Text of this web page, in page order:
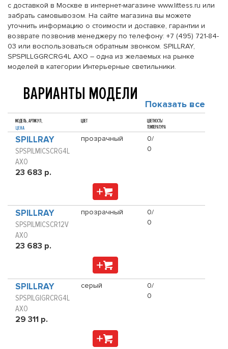
с доставкой в Москве в интернет-магазине www.littess.ru или
забрать самовывозом. На сайте магазина вы можете
уточнить информацию о стоимости и доставке, гарантии и
возврате позвонив менеджеру по телефону: +7 (495) 721-84-
03 или воспользоваться обратным звонком. SPILLRAY,
SPSPILLGGRCRG4L AXO – одна из желаемых на рынке
моделей в категории Интерьерные светильники.
ВАРИАНТЫ МОДЕЛИ Показать все
МОДЕЛЬ, АРТИКУЛ,
ЦЕНА
ЦВЕТ
ЦВЕТНОСТЬ/
ТЕМПЕРАТУРА
SPILLRAY
SPSPILMICSCRG4L
AXO
23 683 р.
прозрачный
0/
0
SPILLRAY
SPSPILMICSCR12V
AXO
23 683 р.
прозрачный
0/
0
SPILLRAY
SPSPILGIGRCRG4L
AXO
29 311 р.
серый
0/
0